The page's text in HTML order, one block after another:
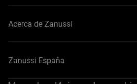
Acerca de Zanussi
Zanussi España